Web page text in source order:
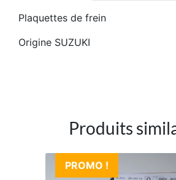
Plaquettes de frein
Origine SUZUKI
Produits
PROMO !